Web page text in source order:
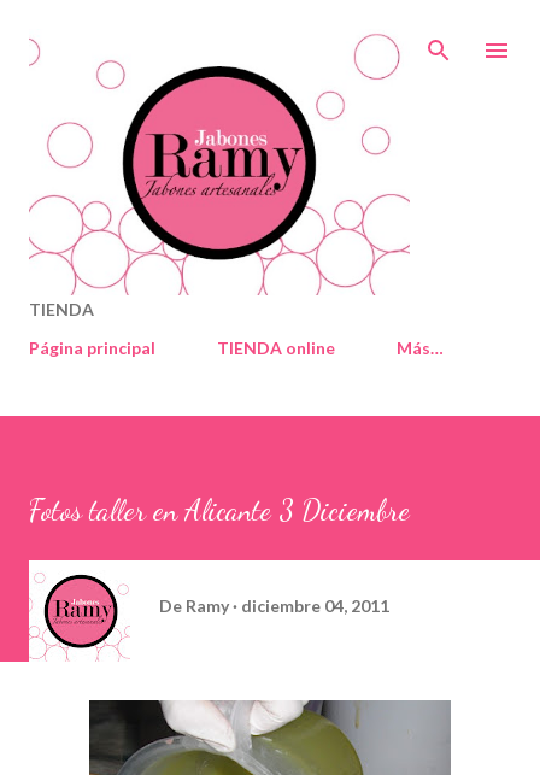
TIENDA
Página principal
TIENDA online Más…
Fotos taller en Alicante 3 Diciembre
De Ramy diciembre 04, 2011